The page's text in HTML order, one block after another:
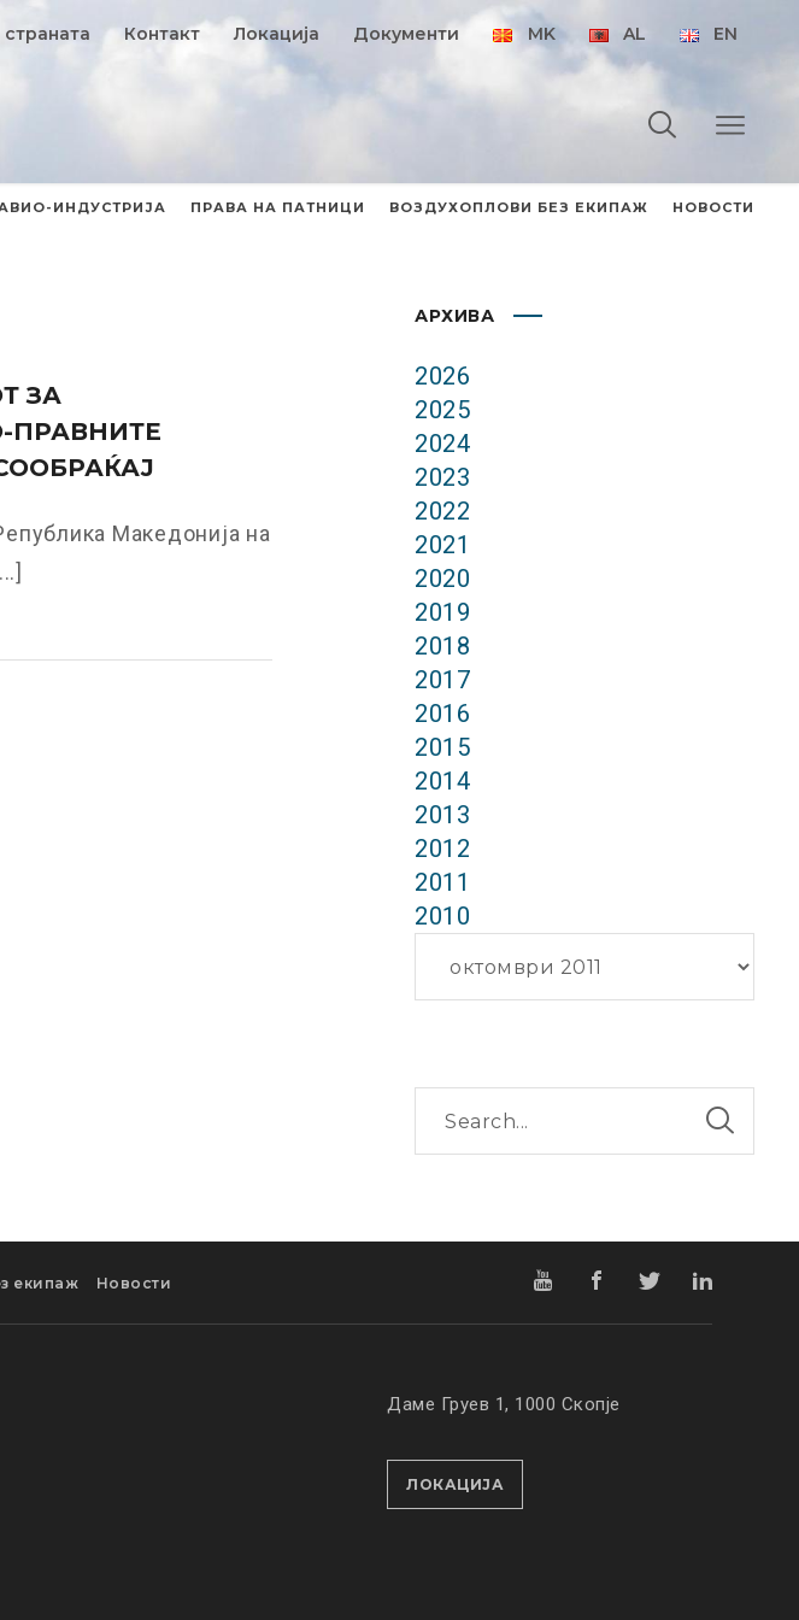
Контакт Локација Документи MK AL EN
ИНДУСТРИЈА ПРАВА НА ПАТНИЦИ ВОЗДУХОПЛОВИ БЕЗ ЕКИПАЖ НОВОСТИ
ЗА
ПРАВНИТЕ
Македонија на
АРХИВА
2026
2025
2024
2023
2022
2021
2020
2019
2018
2017
2016
2015
2014
2013
2012
2011
2010
екипаж Новости
Даме Груев 1, 1000 Скопје
ЛОКАЦИЈА